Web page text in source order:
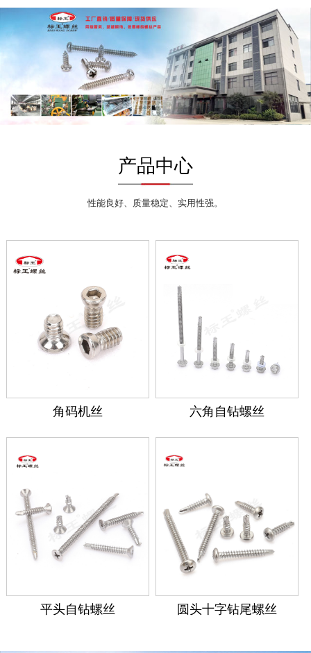
什么是沉头自攻？纤维钉与不锈钢沉头自攻有什么【详细】
膨胀螺丝是如何起固定作用的？【详细】
简述达克罗螺丝与热镀锌螺丝的特点以及二者的区【详细】
产品中心
性能良好、质量稳定、实用性强。
角码机丝 六角自钻螺丝
平头自钻螺丝 圆头十字钻尾螺丝